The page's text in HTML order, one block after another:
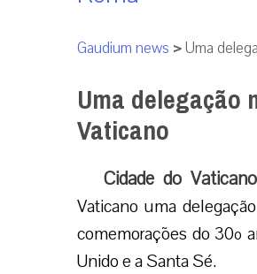
Gaudium news >Uma
Uma
Vaticano
Cidade do
Vaticano uma
comemorações do 30º
Unido e a Santa Sé.